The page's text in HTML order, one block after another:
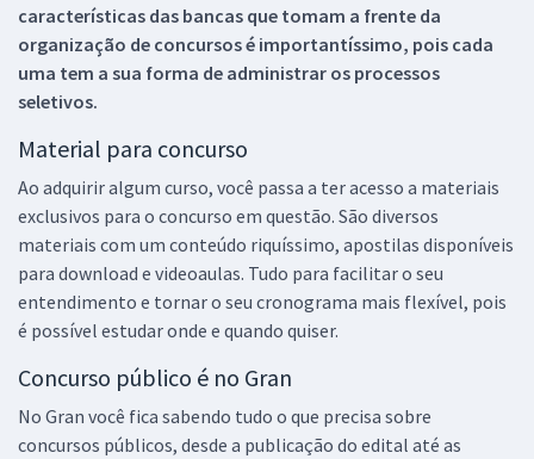
características das bancas que tomam a frente da
organização de concursos é importantíssimo, pois cada
uma tem a sua forma de administrar os processos
seletivos.
Material para concurso
Ao adquirir algum curso, você passa a ter acesso a materiais
exclusivos para o concurso em questão. São diversos
materiais com um conteúdo riquíssimo, apostilas disponíveis
para download e videoaulas. Tudo para facilitar o seu
entendimento e tornar o seu cronograma mais flexível, pois
é possível estudar onde e quando quiser.
Concurso público é no Gran
No Gran você fica sabendo tudo o que precisa sobre
concursos públicos, desde a publicação do edital até as